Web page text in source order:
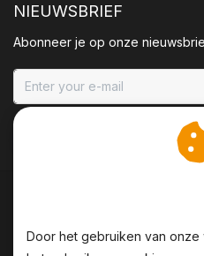
NIEUWSBRIEF
Abonneer je op onze
Door het gebruiken van